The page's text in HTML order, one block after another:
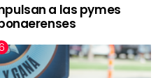
a las pymes